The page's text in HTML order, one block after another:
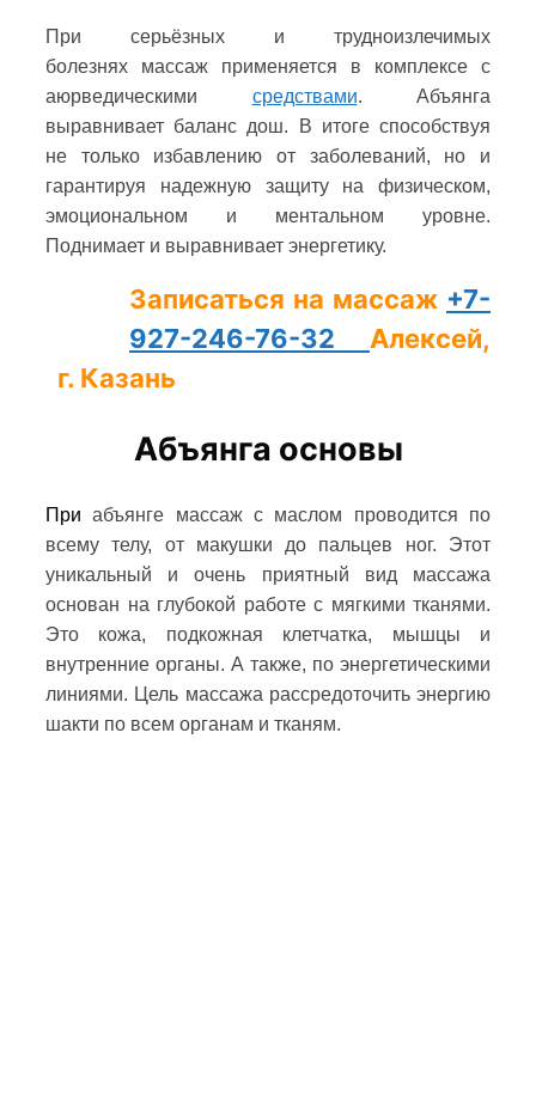
При серьёзных и трудноизлечимых
болезнях массаж применяется в комплексе с
аюрведическими средствами. Абъянга
выравнивает баланс дош. В итоге способствуя
не только избавлению от заболеваний, но и
гарантируя надежную защиту на физическом,
эмоциональном и ментальном уровне.
Поднимает и выравнивает энергетику.
Записаться на массаж +7-
927-246-76-32 Алексей,
г. Казань
Абъянга основы
При абъянге массаж с маслом проводится по
всему телу, от макушки до пальцев ног. Этот
уникальный и очень приятный вид массажа
основан на глубокой работе с мягкими тканями.
Это кожа, подкожная клетчатка, мышцы и
внутренние органы. А также, по энергетическими
линиями. Цель массажа рассредоточить энергию
шакти по всем органам и тканям.